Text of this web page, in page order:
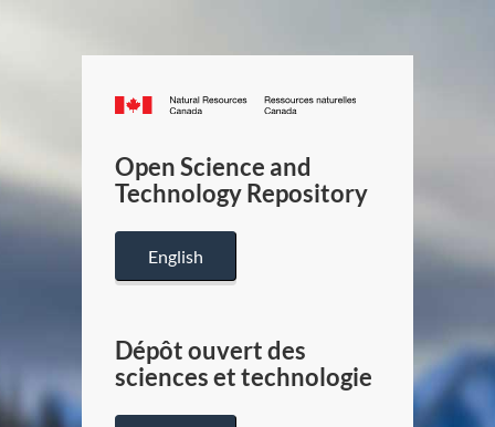
Canada.ca
/
Canada
Open Science and
Technology Repository
English
Dépôt ouvert des
sciences et technologie